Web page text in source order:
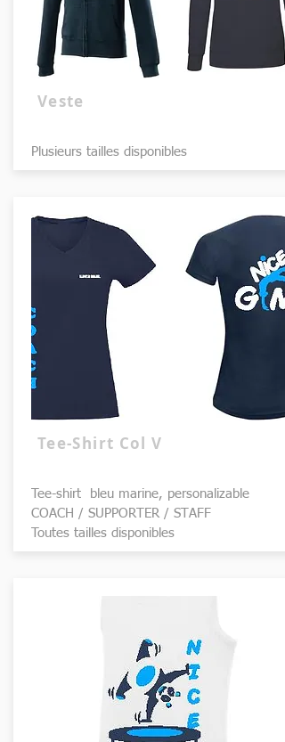
Veste
Plusieurs tailles disponibles
Tee-Shirt Col V
Tee-shirt bleu marine, personalizable
COACH / SUPPORTER / STAFF
Toutes tailles disponibles